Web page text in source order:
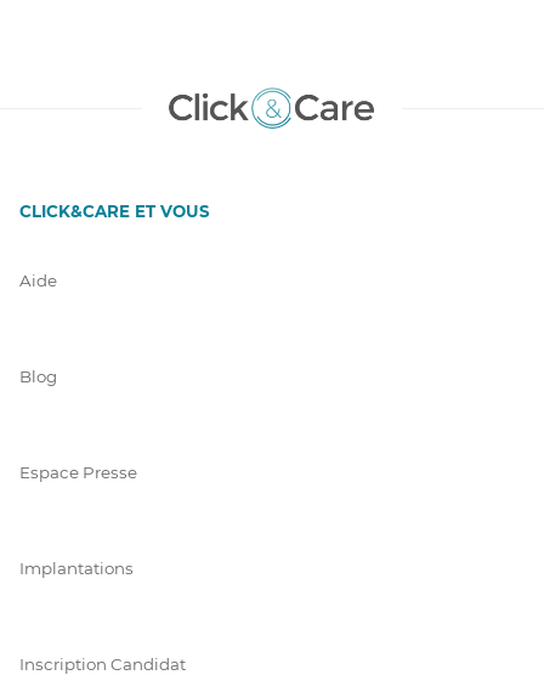
CLICK&CARE ET VOUS
Aide
Blog
Espace Presse
Implantations
Inscription Candidat